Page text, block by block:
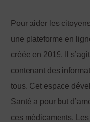
Pour aider les
une plateforme en
créée en 2019. Il
contenant des
tous. Cet espace
Santé a pour but d
ces médicaments.